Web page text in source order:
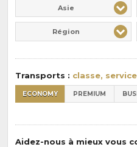
Asie
Région
Transports : classe,
ECONOMY PREMIUM
Aidez-nous à mieux vous